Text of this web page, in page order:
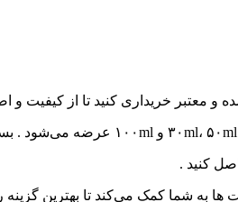
و معتبر خریداری کنید تا از
کنید .
شما کمک می‌کند تا بهترین گزینه را